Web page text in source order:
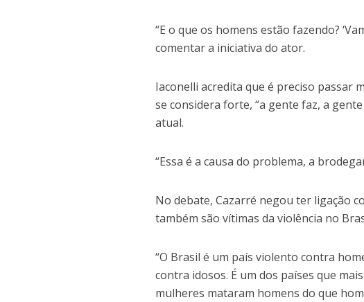
“E o que os homens estão fazendo?
comentar a iniciativa do ator.
Iaconelli acredita que é preciso passar
se considera forte, “a gente faz, a
atual.
“Essa é a causa do problema, a
No debate, Cazarré negou ter ligação
também são vítimas da violência no
“O Brasil é um país violento contra
contra idosos. É um dos países que
mulheres mataram homens do que